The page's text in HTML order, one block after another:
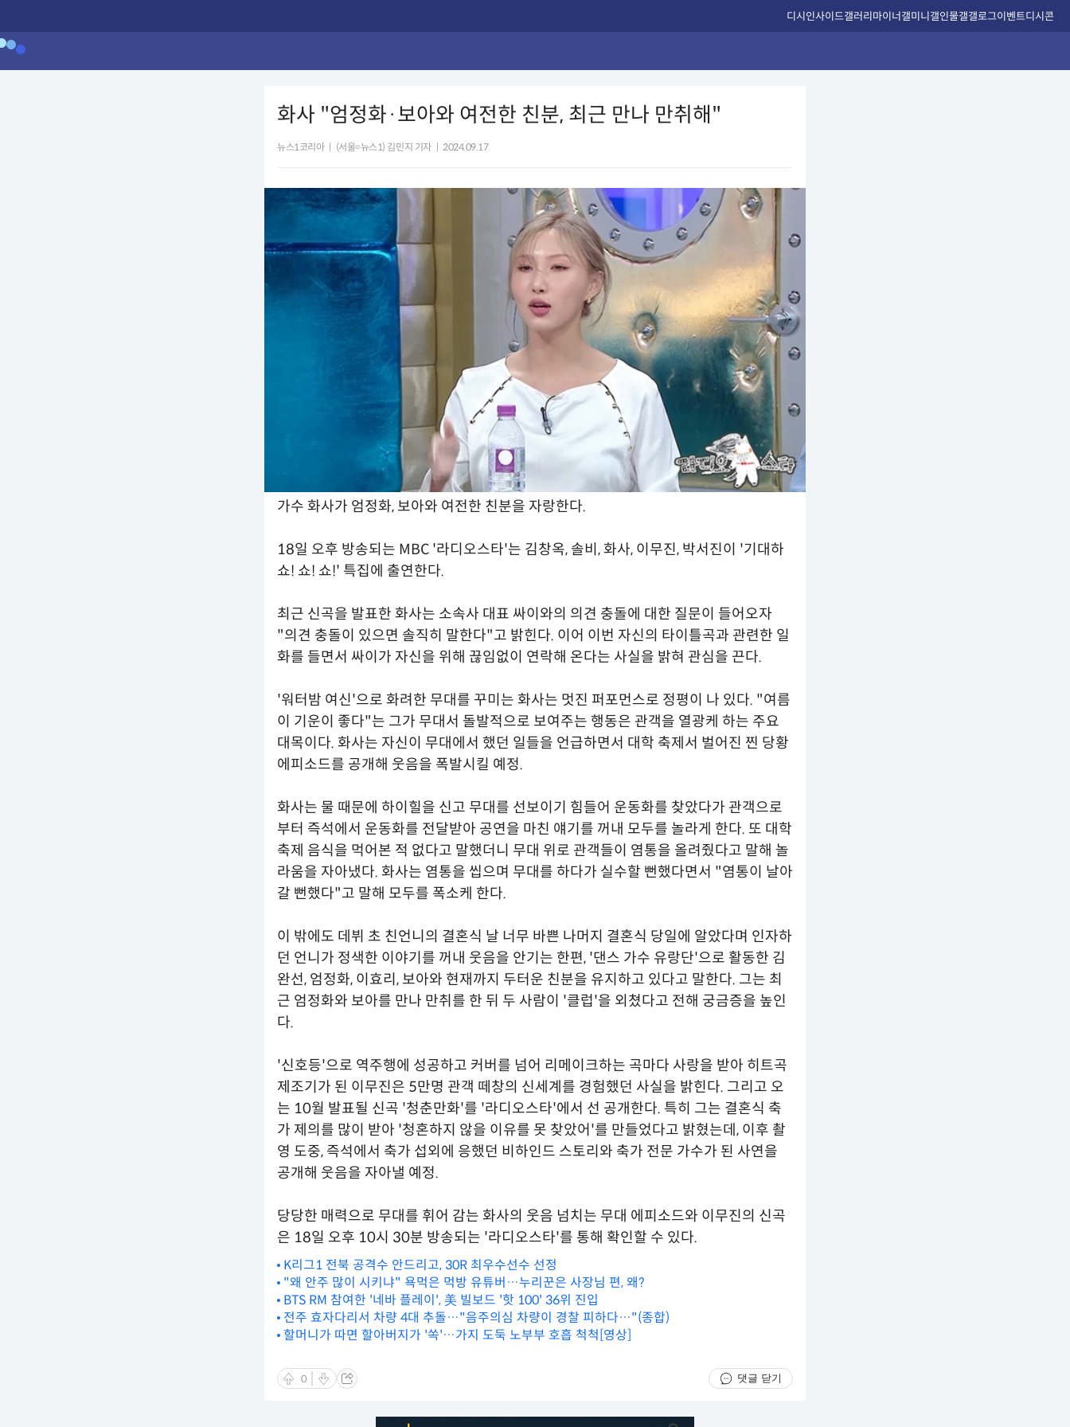
디시인사이드갤러리마이너갤미니갤인물갤갤로그이벤트디시콘
화사 "엄정화·보아와 여전한 친분, 최근 만나 만취해"
뉴스1코리아 (서울=뉴스1) 김민지 기자 2024.09.17
가수 화사가 엄정화, 보아와 여전한 친분을 자랑한다.
18일 오후 방송되는 MBC '라디오스타'는 김창옥, 솔비, 화사, 이무진, 박서진이 '기대하
쇼! 쇼! 쇼!' 특집에 출연한다.
최근 신곡을 발표한 화사는 소속사 대표 싸이와의 의견 충돌에 대한 질문이 들어오자
"의견 충돌이 있으면 솔직히 말한다"고 밝힌다. 이어 이번 자신의 타이틀곡과 관련한 일
화를 들면서 싸이가 자신을 위해 끊임없이 연락해 온다는 사실을 밝혀 관심을 끈다.
'워터밤 여신'으로 화려한 무대를 꾸미는 화사는 멋진 퍼포먼스로 정평이 나 있다. "여름
이 기운이 좋다"는 그가 무대서 돌발적으로 보여주는 행동은 관객을 열광케 하는 주요
대목이다. 화사는 자신이 무대에서 했던 일들을 언급하면서 대학 축제서 벌어진 찐 당황
에피소드를 공개해 웃음을 폭발시킬 예정.
화사는 물 때문에 하이힐을 신고 무대를 선보이기 힘들어 운동화를 찾았다가 관객으로
부터 즉석에서 운동화를 전달받아 공연을 마친 얘기를 꺼내 모두를 놀라게 한다. 또 대학
축제 음식을 먹어본 적 없다고 말했더니 무대 위로 관객들이 염통을 올려줬다고 말해 놀
라움을 자아냈다. 화사는 염통을 씹으며 무대를 하다가 실수할 뻔했다면서 "염통이 날아
갈 뻔했다"고 말해 모두를 폭소케 한다.
이 밖에도 데뷔 초 친언니의 결혼식 날 너무 바쁜 나머지 결혼식 당일에 알았다며 인자하
던 언니가 정색한 이야기를 꺼내 웃음을 안기는 한편, '댄스 가수 유랑단'으로 활동한 김
완선, 엄정화, 이효리, 보아와 현재까지 두터운 친분을 유지하고 있다고 말한다. 그는 최
근 엄정화와 보아를 만나 만취를 한 뒤 두 사람이 '클럽'을 외쳤다고 전해 궁금증을 높인
다.
'신호등'으로 역주행에 성공하고 커버를 넘어 리메이크하는 곡마다 사랑을 받아 히트곡
제조기가 된 이무진은 5만명 관객 떼창의 신세계를 경험했던 사실을 밝힌다. 그리고 오
는 10월 발표될 신곡 '청춘만화'를 '라디오스타'에서 선 공개한다. 특히 그는 결혼식 축
가 제의를 많이 받아 '청혼하지 않을 이유를 못 찾았어'를 만들었다고 밝혔는데, 이후 촬
영 도중, 즉석에서 축가 섭외에 응했던 비하인드 스토리와 축가 전문 가수가 된 사연을
공개해 웃음을 자아낼 예정.
당당한 매력으로 무대를 휘어 감는 화사의 웃음 넘치는 무대 에피소드와 이무진의 신곡
은 18일 오후 10시 30분 방송되는 '라디오스타'를 통해 확인할 수 있다.
K리그1 전북 공격수 안드리고, 30R 최우수선수 선정
"왜 안주 많이 시키냐" 욕먹은 먹방 유튜버…누리꾼은 사장님 편, 왜?
BTS RM 참여한 '네바 플레이', 美 빌보드 '핫 100' 36위 진입
전주 효자다리서 차량 4대 추돌…"음주의심 차량이 경찰 피하다…"(종합)
할머니가 따면 할아버지가 '쏙'…가지 도둑 노부부 호흡 척척[영상]
0 댓글 닫기